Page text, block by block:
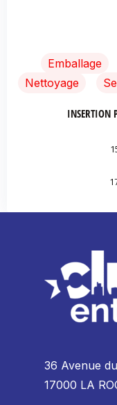
Emballage
Nettoyage
INSERTION
36 Avenue
17000 LA